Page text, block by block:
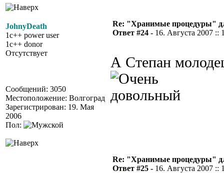
JohnyDeath
1c++ power user
1c++ donor
Отсутствует
Сообщений: 3050
Местоположение: Волгоград
Зарегистрирован: 19. Мая
2006
Пол:
Re: "Хранимые процедуры"
Ответ #24 - 16. Августа 2007 ::
А Степан
Re: "Хранимые процедуры"
Ответ #25 - 16. Августа 2007 ::